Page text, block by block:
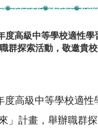
度高級中等學校適性
群探索活動，敬邀貴
度高級中等學校適
」計畫，舉辦職群